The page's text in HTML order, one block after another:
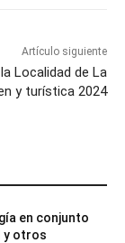
Artículo siguiente
Localidad de La
y turística 2024
en conjunto
y otros